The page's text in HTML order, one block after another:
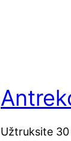
Užtruk­si­te 30